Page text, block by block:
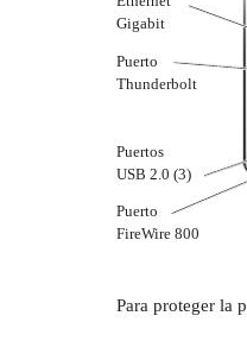
Puertos
USB 2.0 (3)
Gigabit
Puerto
Thunderbolt
Puerto
FireWire 800
Para proteger la